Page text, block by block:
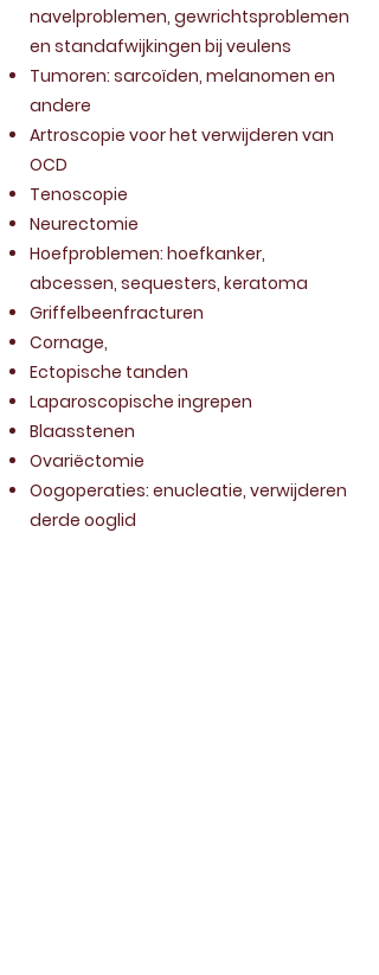
navelproblemen, gewrichtsproblemen
en standafwijkingen bij veulens
Tumoren: sarcoïden, melanomen en
andere
Artroscopie voor het verwijderen van
OCD
Tenoscopie
Neurectomie
Hoefproblemen: hoefkanker,
abcessen, sequesters, keratoma
Griffelbeenfracturen
Cornage,
Ectopische tanden
Laparoscopische ingrepen
Blaasstenen
Ovariëctomie
Oogoperaties: enucleatie, verwijderen
derde ooglid